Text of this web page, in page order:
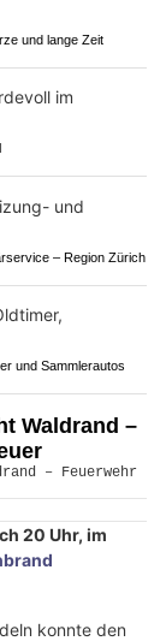
und lange Zeit
– Region Zürich
und Sammlerautos
Waldrand –
20 Uhr, im
konnte den